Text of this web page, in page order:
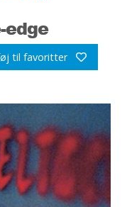
til favoritter